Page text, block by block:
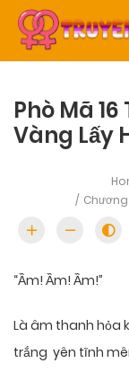
Phò Mã
Vàng Lấy
Chương
“Ầm! Ầm! Ầm!”
Là âm thanh hỏa
trắng yên tĩnh